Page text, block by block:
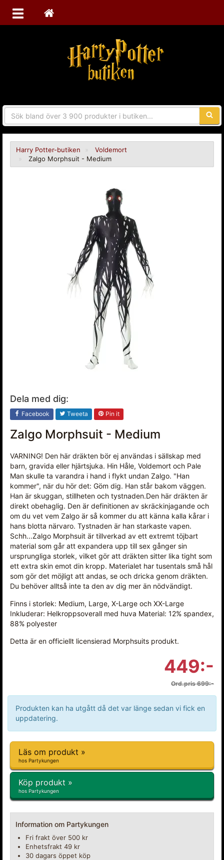
Harry Potter-butiken
Voldemort
Zalgo Morphsuit - Medium
Dela med dig:
Facebook Tweeta Pin it
Zalgo Morphsuit - Medium
VARNING! Den här dräkten bör ej användas i sällskap med
barn, gravida eller hjärtsjuka. Hin Håle, Voldemort och Pale
Man skulle ta varandra i hand i flykt undan Zalgo. "Han
kommer", när du hör det: Göm dig. Han står bakom väggen.
Han är skuggan, stillheten och tystnaden.Den här dräkten är
direkt obehaglig. Den är definitionen av skräckinjagande och
om du vet vem Zalgo är så kommer du att känna kalla kårar i
hans blotta närvaro. Tystnaden är han starkaste vapen.
Schh...Zalgo Morphsuit är tillverkad av ett extremt töjbart
material som går att expandera upp till sex gånger sin
ursprungliga storlek, vilket gör att dräkten sitter lika tight som
ett extra skin emot din kropp. Materialet har tusentals små hål
som gör det möjligt att andas, se och dricka genom dräkten.
Du behöver alltså inte ta den av dig mer än nödvändigt.
Finns i storlek: Medium, Large, X-Large och XX-Large
Inkluderar: Helkroppsoverall med huva Material: 12% spandex,
88% polyester
Detta är en officiellt licensierad Morphsuits produkt.
449:-
Ord.pris 699:-
Produkten kan ha utgått då det var länge sedan vi fick en
uppdatering.
Läs om produkt »
hos Partykungen
Köp produkt »
hos Partykungen
Information om Partykungen
Fri frakt över 500 kr
Enhetsfrakt 49 kr
30 dagars öppet köp